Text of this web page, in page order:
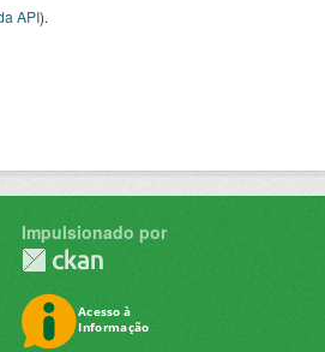
API).
Impulsionado por